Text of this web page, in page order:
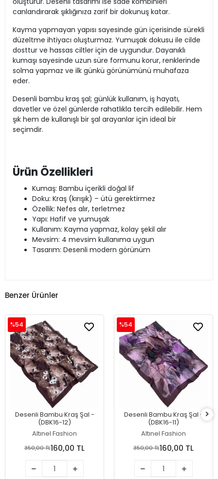
canlandırarak şıklığınıza zarif bir dokunuş katar.
Kayma yapmayan yapısı sayesinde gün içerisinde sürekli
düzeltme ihtiyacı oluşturmaz. Yumuşak dokusu ile cilde
dosttur ve hassas ciltler için de uygundur. Dayanıklı
kumaşı sayesinde uzun süre formunu korur, renklerinde
solma yapmaz ve ilk günkü görünümünü muhafaza
eder.
Desenli bambu kraş şal; günlük kullanım, iş hayatı,
davetler ve özel günlerde rahatlıkla tercih edilebilir. Hem
şık hem de kullanışlı bir şal arayanlar için ideal bir
seçimdir.
Ürün Özellikleri
Kumaş: Bambu içerikli doğal lif
Doku: Kraş (kırışık) – ütü gerektirmez
Özellik: Nefes alır, terletmez
Yapı: Hafif ve yumuşak
Kullanım: Kayma yapmaz, kolay şekil alır
Mevsim: 4 mevsim kullanıma uygun
Tasarım: Desenli modern görünüm
Benzer Ürünler
Desenli Bambu Kraş Şal -
(DBK16-12)
Altınel Fashion
%54
350,00 TL160,00 TL
Desenli Bambu Kraş Şal -
(DBK16-11)
Altınel Fashion
%54
350,00 TL160,00 TL